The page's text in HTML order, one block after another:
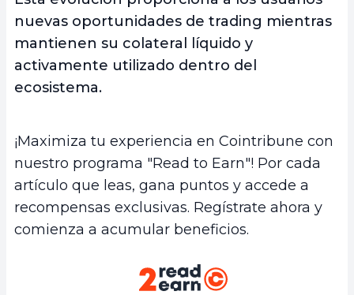
nuevas oportunidades de trading mientras
mantienen su colateral líquido y
activamente utilizado dentro del
ecosistema.
¡Maximiza tu experiencia en Cointribune con
nuestro programa "Read to Earn"! Por cada
artículo que leas, gana puntos y accede a
recompensas exclusivas. Regístrate ahora y
comienza a acumular beneficios.